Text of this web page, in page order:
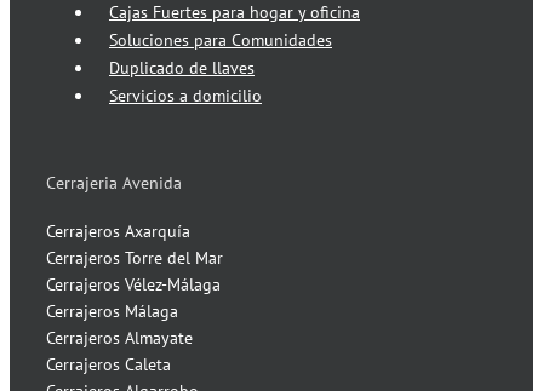
Cajas Fuertes para hogar y oficina
Soluciones para Comunidades
Duplicado de llaves
Servicios a domicilio
Cerrajeria Avenida
Cerrajeros Axarquía
Cerrajeros Torre del Mar
Cerrajeros Vélez-Málaga
Cerrajeros Málaga
Cerrajeros Almayate
Cerrajeros Caleta